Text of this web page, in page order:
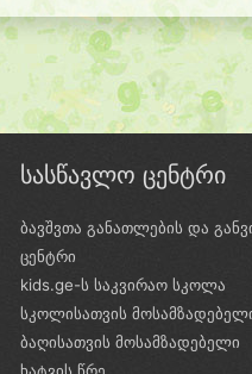
სასწავლო ცენტრი
ბავშვთა განათლების და
ცენტრი
kids.ge-ს საკვირაო სკოლა
სკოლისათვის
ბაღისათვის მოსამზადებელი